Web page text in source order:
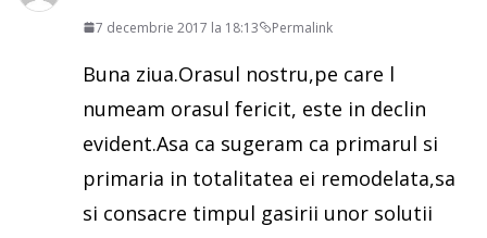
7 decembrie 2017 la 18:13 Permalink
Buna ziua.Orasul nostru,pe care l
numeam orasul fericit, este in declin
evident.Asa ca sugeram ca primarul si
primaria in totalitatea ei remodelata,sa
si consacre timpul gasirii unor solutii